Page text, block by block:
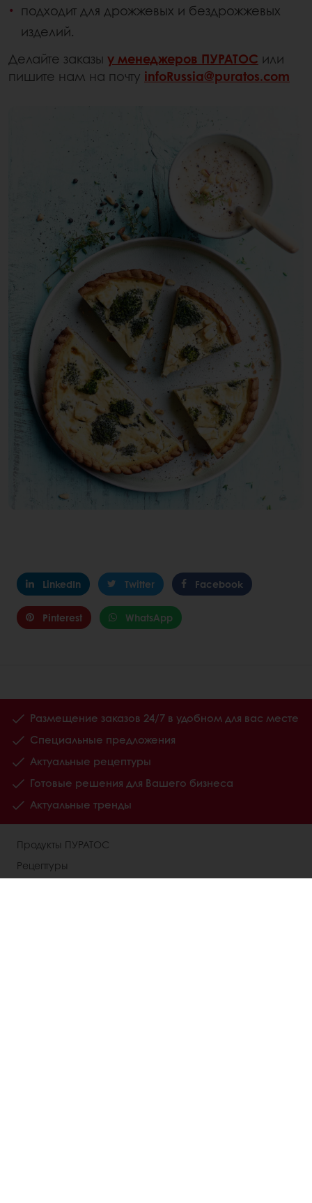
подходит для дрожжевых и бездрожжевых
изделий.
Делайте заказы у менеджеров ПУРАТОС или
пишите нам на почту infoRussia@puratos.com
LinkedIn Twitter Facebook
Pinterest WhatsApp
Размещение заказов 24/7 в удобном для вас месте
Специальные предложения
Актуальные рецептуры
Готовые решения для Вашего бизнеса
Актуальные тренды
Продукты ПУРАТОС
Рецептуры